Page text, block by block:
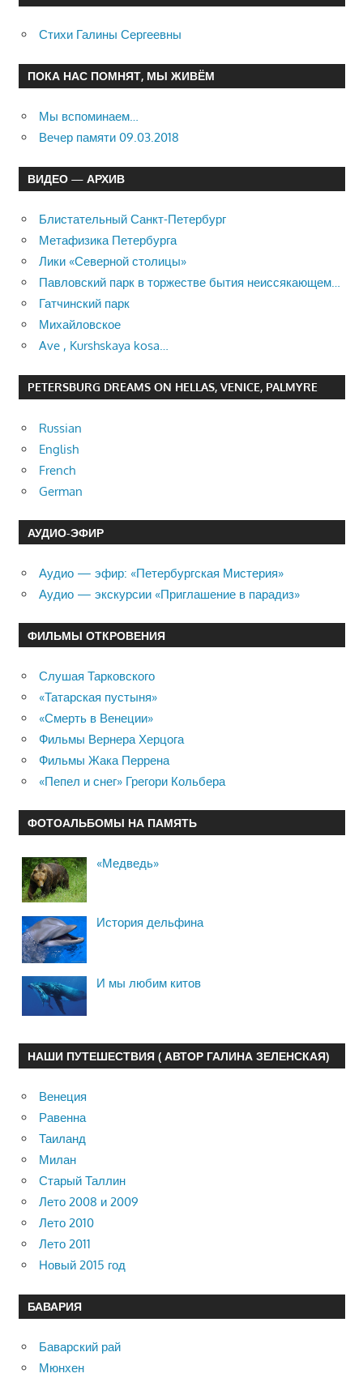
Стихи Галины Сергеевны
ПОКА НАС ПОМНЯТ, МЫ ЖИВЁМ
Мы вспоминаем…
Вечер памяти 09.03.2018
ВИДЕО — АРХИВ
Блистательный Санкт-Петербург
Метафизика Петербурга
Лики «Северной столицы»
Павловский парк в торжестве бытия неиссякающем…
Гатчинский парк
Михайловское
Ave , Kurshskaya kosa…
PETERSBURG DREAMS ON HELLAS, VENICE, PALMYRE
Russian
English
French
German
АУДИО-ЭФИР
Аудио — эфир: «Петербургская Мистерия»
Аудио — экскурсии «Приглашение в парадиз»
ФИЛЬМЫ ОТКРОВЕНИЯ
Слушая Тарковского
«Татарская пустыня»
«Смерть в Венеции»
Фильмы Вернера Херцога
Фильмы Жака Перрена
«Пепел и снег» Грегори Кольбера
ФОТОАЛЬБОМЫ НА ПАМЯТЬ
«Медведь»
История дельфина
И мы любим китов
НАШИ ПУТЕШЕСТВИЯ ( АВТОР ГАЛИНА ЗЕЛЕНСКАЯ)
Венеция
Равенна
Таиланд
Милан
Старый Таллин
Лето 2008 и 2009
Лето 2010
Лето 2011
Новый 2015 год
БАВАРИЯ
Баварский рай
Мюнхен